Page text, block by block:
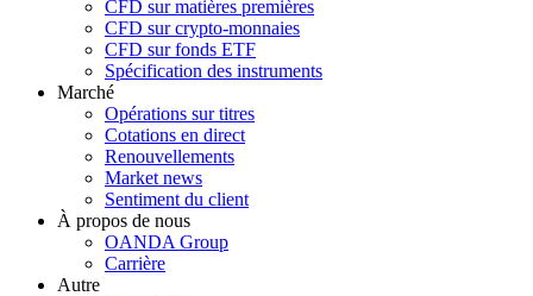
CFD sur matières premières
CFD sur crypto-monnaies
CFD sur fonds ETF
Spécification des instruments
Marché
Opérations sur titres
Cotations en direct
Renouvellements
Market news
Sentiment du client
À propos de nous
OANDA Group
Carrière
Autre